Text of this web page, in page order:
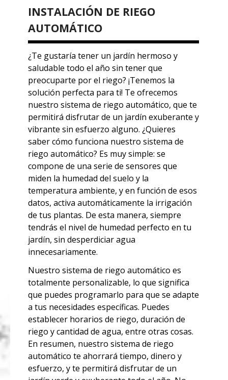
INSTALACIÓN DE RIEGO
AUTOMÁTICO
¿Te gustaría tener un jardín hermoso y
saludable todo el año sin tener que
preocuparte por el riego? ¡Tenemos la
solución perfecta para ti! Te ofrecemos
nuestro sistema de riego automático, que te
permitirá disfrutar de un jardín exuberante y
vibrante sin esfuerzo alguno. ¿Quieres
saber cómo funciona nuestro sistema de
riego automático? Es muy simple: se
compone de una serie de sensores que
miden la humedad del suelo y la
temperatura ambiente, y en función de esos
datos, activa automáticamente la irrigación
de tus plantas. De esta manera, siempre
tendrás el nivel de humedad perfecto en tu
jardín, sin desperdiciar agua
innecesariamente.
Nuestro sistema de riego automático es
totalmente personalizable, lo que significa
que puedes programarlo para que se adapte
a tus necesidades específicas. Puedes
establecer horarios de riego, duración de
riego y cantidad de agua, entre otras cosas.
En resumen, nuestro sistema de riego
automático te ahorrará tiempo, dinero y
esfuerzo, y te permitirá disfrutar de un